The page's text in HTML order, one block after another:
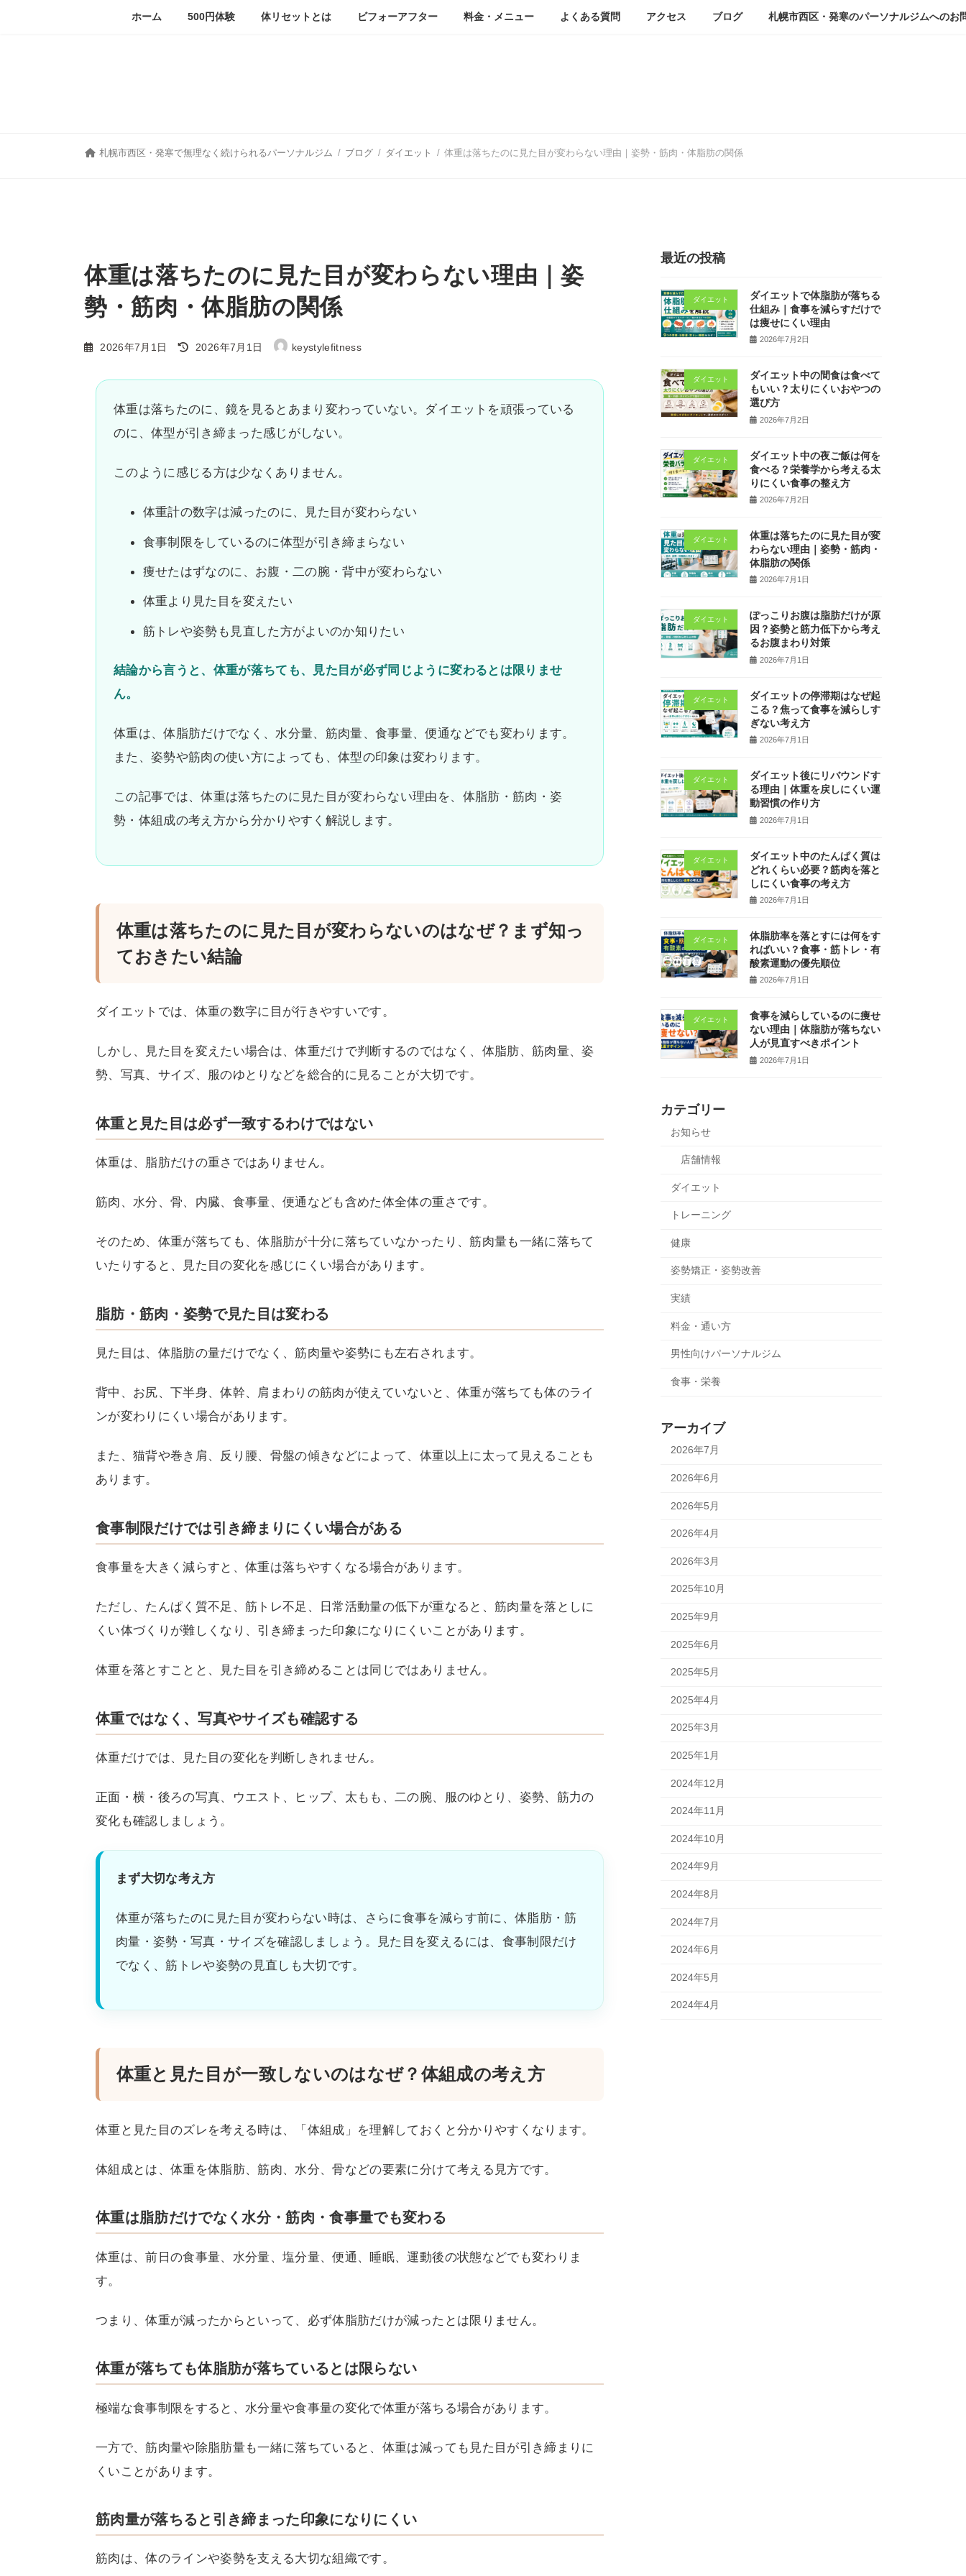
ホーム 500円体験 体リセットとは ビフォーアフター 料金・メニュー よくある質問 アクセス ブログ 札幌市西区・発寒のパーソナルジムへのお
札幌市西区・発寒で無理なく続けられるパーソナルジム ブログ ダイエット 体重は落ちたのに見た目が変わらない理由｜姿勢・筋肉・体脂肪の関係
体重は落ちたのに見た目が変わらない理由｜姿
勢・筋肉・体脂肪の関係
2026年7月1日
最
更
時
2026年7月1日 keystylefitness
体重は落ちたのに、鏡を見るとあまり変わっていない。ダイエットを頑張っている
のに、体型が引き締まった感じがしない。
このように感じる方は少なくありません。
体重計の数字は減ったのに、見た目が変わらない
食事制限をしているのに体型が引き締まらない
痩せたはずなのに、お腹・二の腕・背中が変わらない
体重より見た目を変えたい
筋トレや姿勢も見直した方がよいのか知りたい
結論から言うと、体重が落ちても、見た目が必ず同じように変わるとは限りませ
ん。
体重は、体脂肪だけでなく、水分量、筋肉量、食事量、便通などでも変わります。
また、姿勢や筋肉の使い方によっても、体型の印象は変わります。
この記事では、体重は落ちたのに見た目が変わらない理由を、体脂肪・筋肉・姿
勢・体組成の考え方から分かりやすく解説します。
体重は落ちたのに見た目が変わらないのはなぜ？まず知っ
ておきたい結論
ダイエットでは、体重の数字に目が行きやすいです。
しかし、見た目を変えたい場合は、体重だけで判断するのではなく、体脂肪、筋肉量、姿
勢、写真、サイズ、服のゆとりなどを総合的に見ることが大切です。
体重と見た目は必ず一致するわけではない
体重は、脂肪だけの重さではありません。
筋肉、水分、骨、内臓、食事量、便通なども含めた体全体の重さです。
そのため、体重が落ちても、体脂肪が十分に落ちていなかったり、筋肉量も一緒に落ちて
いたりすると、見た目の変化を感じにくい場合があります。
脂肪・筋肉・姿勢で見た目は変わる
見た目は、体脂肪の量だけでなく、筋肉量や姿勢にも左右されます。
背中、お尻、下半身、体幹、肩まわりの筋肉が使えていないと、体重が落ちても体のライ
ンが変わりにくい場合があります。
また、猫背や巻き肩、反り腰、骨盤の傾きなどによって、体重以上に太って見えることも
あります。
食事制限だけでは引き締まりにくい場合がある
食事量を大きく減らすと、体重は落ちやすくなる場合があります。
ただし、たんぱく質不足、筋トレ不足、日常活動量の低下が重なると、筋肉量を落としに
くい体づくりが難しくなり、引き締まった印象になりにくいことがあります。
体重を落とすことと、見た目を引き締めることは同じではありません。
体重ではなく、写真やサイズも確認する
体重だけでは、見た目の変化を判断しきれません。
正面・横・後ろの写真、ウエスト、ヒップ、太もも、二の腕、服のゆとり、姿勢、筋力の
変化も確認しましょう。
まず大切な考え方
体重が落ちたのに見た目が変わらない時は、さらに食事を減らす前に、体脂肪・筋
肉量・姿勢・写真・サイズを確認しましょう。見た目を変えるには、食事制限だけ
でなく、筋トレや姿勢の見直しも大切です。
体重と見た目が一致しないのはなぜ？体組成の考え方
体重と見た目のズレを考える時は、「体組成」を理解しておくと分かりやすくなります。
体組成とは、体重を体脂肪、筋肉、水分、骨などの要素に分けて考える見方です。
体重は脂肪だけでなく水分・筋肉・食事量でも変わる
体重は、前日の食事量、水分量、塩分量、便通、睡眠、運動後の状態などでも変わりま
す。
つまり、体重が減ったからといって、必ず体脂肪だけが減ったとは限りません。
体重が落ちても体脂肪が落ちているとは限らない
極端な食事制限をすると、水分量や食事量の変化で体重が落ちる場合があります。
一方で、筋肉量や除脂肪量も一緒に落ちていると、体重は減っても見た目が引き締まりに
くいことがあります。
筋肉量が落ちると引き締まった印象になりにくい
筋肉は、体のラインや姿勢を支える大切な組織です。
最近の投稿
ダイエット
ダイエットで体脂肪が落ちる
仕組み｜食事を減らすだけで
は痩せにくい理由
2026年7月2日
ダイエット
ダイエット中の間食は食べて
もいい？太りにくいおやつの
選び方
2026年7月2日
ダイエット
ダイエット中の夜ご飯は何を
食べる？栄養学から考える太
りにくい食事の整え方
2026年7月2日
ダイエット
体重は落ちたのに見た目が変
わらない理由｜姿勢・筋肉・
体脂肪の関係
2026年7月1日
ダイエット
ぽっこりお腹は脂肪だけが原
因？姿勢と筋力低下から考え
るお腹まわり対策
2026年7月1日
ダイエット
ダイエットの停滞期はなぜ起
こる？焦って食事を減らしす
ぎない考え方
2026年7月1日
ダイエット
ダイエット後にリバウンドす
る理由｜体重を戻しにくい運
動習慣の作り方
2026年7月1日
ダイエット
ダイエット中のたんぱく質は
どれくらい必要？筋肉を落と
しにくい食事の考え方
2026年7月1日
ダイエット
体脂肪率を落とすには何をす
ればいい？食事・筋トレ・有
酸素運動の優先順位
2026年7月1日
ダイエット
食事を減らしているのに痩せ
ない理由｜体脂肪が落ちない
人が見直すべきポイント
2026年7月1日
カテゴリー
お知らせ
店舗情報
ダイエット
トレーニング
健康
姿勢矯正・姿勢改善
実績
料金・通い方
男性向けパーソナルジム
食事・栄養
アーカイブ
2026年7月
2026年6月
2026年5月
2026年4月
2026年3月
2025年10月
2025年9月
2025年6月
2025年5月
2025年4月
2025年3月
2025年1月
2024年12月
2024年11月
2024年10月
2024年9月
2024年8月
2024年7月
2024年6月
2024年5月
2024年4月